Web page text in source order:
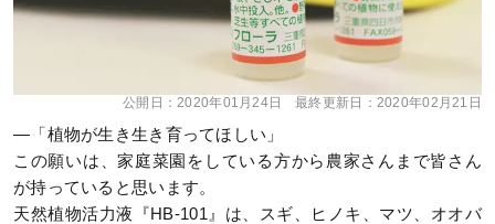
公開日：2020年01月24日 最終更新日： 2020年02月21日
—「植物が生き生き育ってほしい」
この願いは、家庭菜園をしている方から農家さんまで皆さん
が持っていると思います。
天然植物活力液『HB-101』は、スギ、ヒノキ、マツ、オオバ